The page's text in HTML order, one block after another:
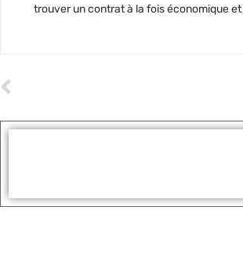
trouver un contrat à la foiséconomiqueet